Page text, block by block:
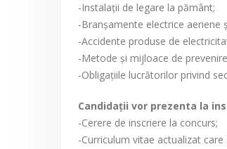
-Instalații de legare la pământ;
-Branșamente electrice aeriene
-Accidente produse de
-Metode și mijloace de
-Obligațiile lucrătorilor privind
Candidaţii vor prezenta la
-Cerere de inscriere la concurs;
-Curriculum vitae actualizat